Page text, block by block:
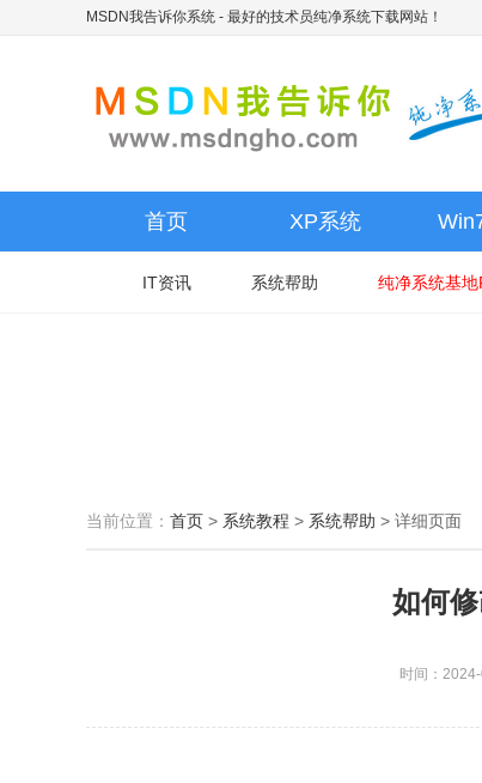
MSDN我告诉你系统 - 最好的技术员纯净系统下载网站！
首页 XP系统
IT资讯 系统帮助 纯净系统基地
当前位置： 首页 > 系统教程 > 系统帮助 > 详细页面
如何
时间：